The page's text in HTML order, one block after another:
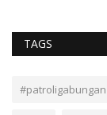
TAGS
#patroligabungan